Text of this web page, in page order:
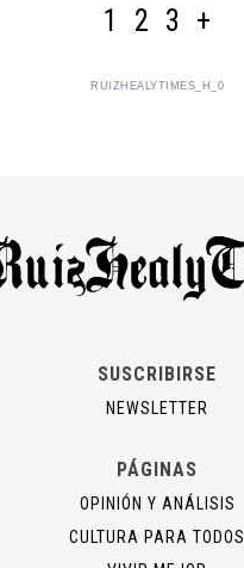
1 2 3 +
RUIZHEALYTIMES_H_0
SUSCRIBIRSE
NEWSLETTER
PÁGINAS
OPINIÓN Y ANÁLISIS
CULTURA PARA TODOS